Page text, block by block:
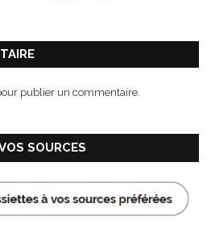
publier un commentaire.
SOURCES